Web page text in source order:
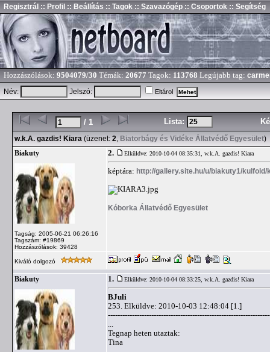
Regisztrál :: Profil :: Beállítás :: Tagok :: Szavazógép :: Csoportok :: Segítség
Hozzászólások: 9504079/30 Témák: 20677 Tagok: 113768 Legújabb tag:
Név:
Jelszó: Eltárol
/ 1 Lista:
w.k.A. gazdis! Kiara (üzenet: 2, Biatorbágy és Vidéke Állatvédő Egyesület)
Biakuty
Tagság: 2005-06-21 06:26:16
Tagszám: #19869
Hozzászólások: 39428
2. Elküldve: 2010-10-04 08:35:31, w.k.A. gazdis! Kiara
képtára: http://gallery.site.hu/u/biakuty1/
Kóborka Állatvédő Egyesület
Kiváló dolgozó
Biakuty 1. Elküldve: 2010-10-04 08:33:25, w.k.A. gazdis! Kiara
BJuli
253. Elküldve: 2010-10-03 12:48:04 [1.]
Tegnap heten utaztak:
Tina